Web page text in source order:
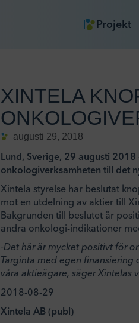
Projekt
XINTELA
augusti 29, 2018
Lund, Sverige, 29 augusti
onkologiverksamheten till det
Xintela styrelse har beslutat
mot en utdelning av aktier till
Bakgrunden till beslutet är
andra onkologi-indikationer
-Det här är mycket positivt för
Targinta med egen
våra aktieägare, säger Xintelas
2018-08-29
Xintela AB (publ)